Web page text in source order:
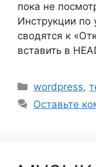
пока не
Инструкции по
сводятся к
вставить в
Рубрики
wordpress,
Оставьте